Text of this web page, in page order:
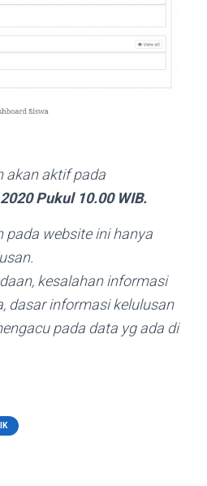
akan aktif pada
Pukul 10.00 WIB.
pada website ini hanya
kesalahan informasi
dasar informasi kelulusan
pada data yg ada di